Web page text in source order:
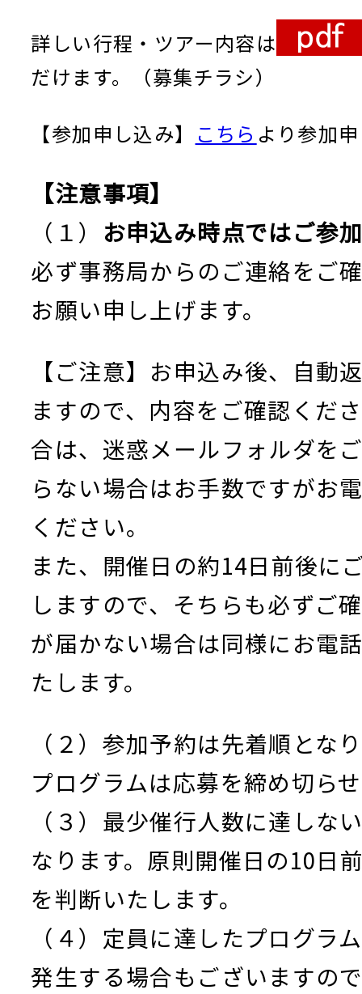
詳しい行程・ツアー内容は
だけます。（募集チラシ）
【参加申し込み】
こちら より参加
【注意事項】
（１） お申込み時点ではご参
必ず事務局からのご連絡をご
お願い申し上げます。
【ご注意】お申込み後、自動
ますので、内容をご確認くだ
合は、迷惑メールフォルダを
らない場合はお手数ですがお
ください。
また、開催日の約14日前後に
しますので、そちらも必ずご
が届かない場合は同様にお電
たします。
（２）参加予約は先着順とな
プログラムは応募を締め切ら
（３）最少催行人数に達しな
なります。原則開催日の10日
を判断いたします。
（４）定員に達したプログラ
発生する場合もございますの